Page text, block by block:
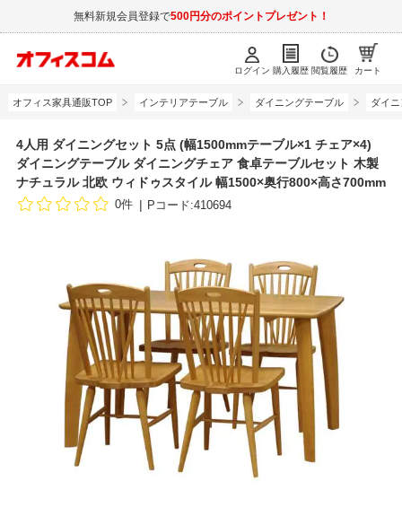
無料新規会員登録で500円分のポイントプレゼント！
ログイン 購入履歴 閲覧履歴 カート
オフィス家具通販TOP インテリアテーブル ダイニングテーブル ダイ
4人用 ダイニングセット 5点 (幅1500mmテーブル×1 チェア×4)
ダイニングテーブル ダイニングチェア 食卓テーブルセット 木製
ナチュラル 北欧 ウィドゥスタイル 幅1500×奥行800×高さ700mm
0件 Pコード:410694